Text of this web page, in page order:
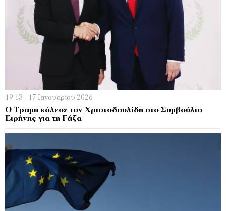
19:13 - 17 Ιανουαρίου 2026
Ο Τραμπ κάλεσε τον Χριστοδουλίδη στο Συμβούλιο
Ειρήνης για τη Γάζα